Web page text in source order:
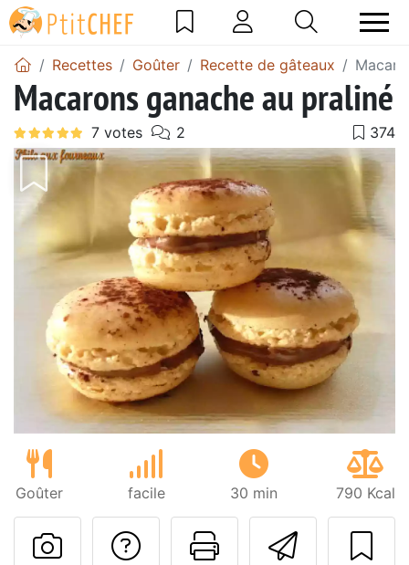
Recettes Goûter Recette de gâteaux
Macarons ganache au praliné
Goûter facile 30 min 790 Kcal
Imprimer
Poser une